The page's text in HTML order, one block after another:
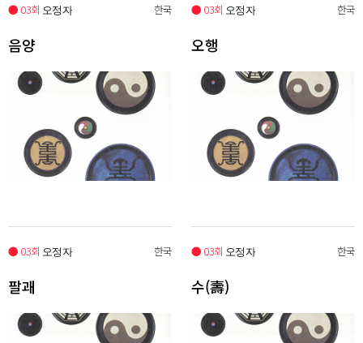
● 03회 오정자 한국
음양
● 03회 오정자 한국
오행
● 03회 오정자 한국
팔괘
● 03회 오정자 한국
수(壽)